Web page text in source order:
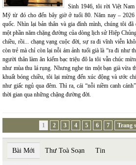
Sinh 1946, tôi rời Việt
Mỹ từ đó cho đến bây giờ ở tuổi 80. Năm nay –
quốc. Nhìn lại bản thân và gia đình mình, chúng tôi
một phần năm chặng đường của dòng lịch sử Hiệp
chiều, rồi... chạng vạng cuộc đời, sự ra đi vĩnh viễn
còn trẻ mà chỉ còn lại nỗi ám ảnh tuổi già là “ra đi như
người thân làm ăn kiếm bạc triệu đô la tôi vẫn chúc
như mùa thu lá rụng. Nhưng nghe tin một bạn già vừa
khuất bóng chiều, tôi lại mừng đến xúc động và ước
như giấc ngủ qua đêm. Thì ra, cái “nỗi niềm canh
thời gian qua những chặng đường đời.
1 2 3 4 5 6 7 Trang
Bài Mới Thư Toà Soạn Tin